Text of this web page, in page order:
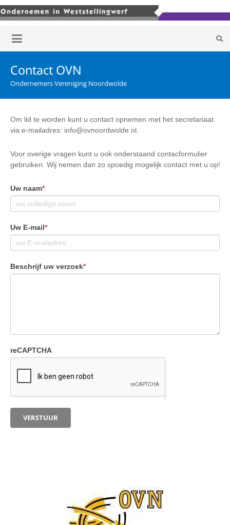
Contact OVN
Ondernemers Vereniging Noordwolde
Om lid te worden kunt u contact opnemen met het secretariaat
via e-mailadres: info@ovnoordwolde.nl.
Voor overige vragen kunt u ook onderstaand contacformulier
gebruiken. Wij nemen dan zo spoedig mogelijk contact met u op!
Uw naam*
Uw E-mail*
Beschrijf uw verzoek*
reCAPTCHA